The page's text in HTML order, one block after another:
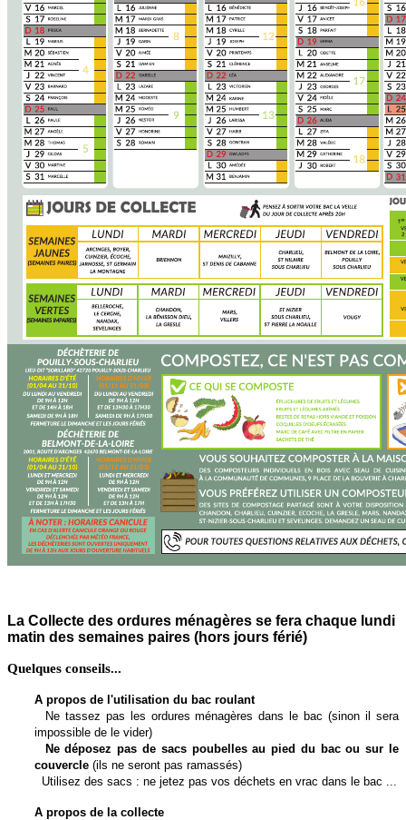
La Collecte des ordures ménagères se fera chaque lundi
matin des semaines paires (hors jours férié)
Quelques conseils...
A propos de l'utilisation du bac roulant
Ne tassez pas les ordures ménagères dans le bac (sinon il sera
impossible de le vider)
Ne déposez pas de sacs poubelles au pied du bac ou sur le
couvercle (ils ne seront pas ramassés)
Utilisez des sacs : ne jetez pas vos déchets en vrac dans le bac ...
A propos de la collecte